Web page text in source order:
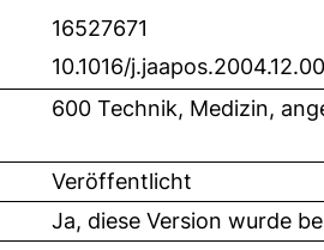
16527671
10.1016/
600 Technik, Medizin,
Veröffentlicht
Ja, diese Version wurde